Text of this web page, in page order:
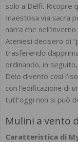
solo a Delfi. Ricopre
maestosa via sacra
narra che
Ateniesi decisero di
trasferendo
ordinando, in
Delo diventò così
con l’edificazione di
tutt’oggi non si può
Mulini a vento
Caratteristica di